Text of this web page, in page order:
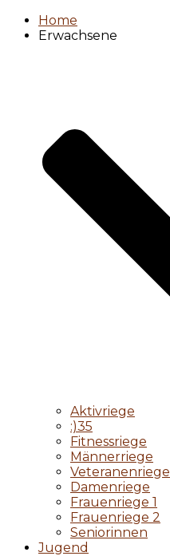
Home
Erwachsene
Aktivriege
:)35
Fitnessriege
Männerriege
Veteranenriege
Damenriege
Frauenriege 1
Frauenriege 2
Seniorinnen
Jugend